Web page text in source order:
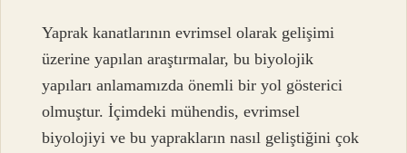
Yaprak kanatlarının evrimsel olarak gelişimi
üzerine yapılan araştırmalar, bu biyolojik
yapıları anlamamızda önemli bir yol gösterici
olmuştur. İçimdeki mühendis, evrimsel
biyolojiyi ve bu yaprakların nasıl geliştiğini çok